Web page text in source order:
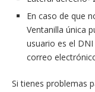
En caso de que
Ventanilla única
usuario es el
correo
Si tienes problemas